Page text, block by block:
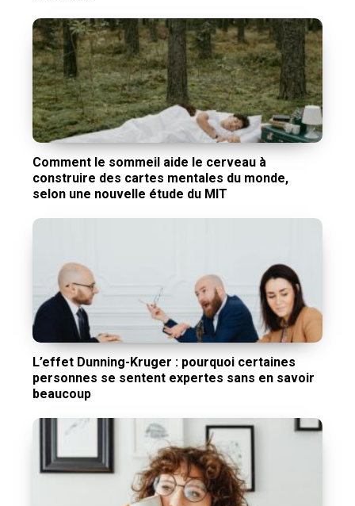
Comment le sommeil aide le cerveau à
construire des cartes mentales du monde,
selon une nouvelle étude du MIT
L’effet Dunning-Kruger : pourquoi certaines
personnes se sentent expertes sans en savoir
beaucoup